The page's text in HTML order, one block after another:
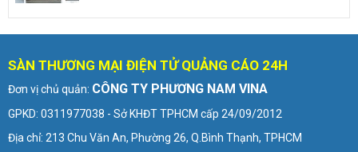
SÀN THƯƠNG MẠI ĐIỆN TỬ QUẢNG CÁO 24H
Đơn vị chủ quản: CÔNG TY PHƯƠNG NAM VINA
GPKD: 0311977038 - Sở KHĐT TPHCM cấp 24/09/2012
Địa chỉ: 213 Chu Văn An, Phường 26, Q.Bình Thạnh, TPHCM